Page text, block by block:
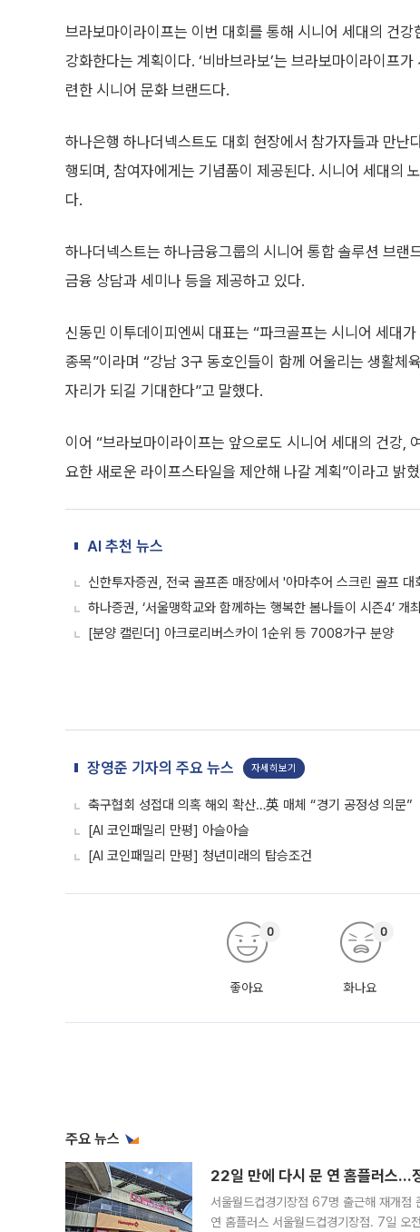
브라보마이라이프는 이번 대회를 통해 시니어 세대의 건
강화한다는 계획이다. ‘비바브라보’는 브라보마이라이프
련한 시니어 문화 브랜드다.
하나은행 하나더넥스트도 대회 현장에서 참가자들과 만
행되며, 참여자에게는 기념품이 제공된다. 시니어 세대의
다.
하나더넥스트는 하나금융그룹의 시니어 통합 솔루션 브
금융 상담과 세미나 등을 제공하고 있다.
신동민 이투데이피엔씨 대표는 “파크골프는 시니어 세대
종목”이라며 “강남 3구 동호인들이 함께 어울리는 생활체
자리가 되길 기대한다”고 말했다.
이어 “브라보마이라이프는 앞으로도 시니어 세대의 건강,
요한 새로운 라이프스타일을 제안해 나갈 계획”이라고 밝
AI 추천 뉴스
신한투자증권, 전국 골프존 매장에서 '아마추어 스크린 골프 대
하나증권, ‘서울맹학교와 함께하는 행복한 봄나들이 시즌4’ 개최
[분양 캘린더] 아크로리버스카이 1순위 등 7008가구 분양
장영준 기자의 주요 뉴스 자세히보기
축구협회 성접대 의혹 해외 확산…英 매체 “경기 공정성 의문”
[AI 코인패밀리 만평] 아슬아슬
[AI 코인패밀리 만평] 청년미래의 탑승조건
좋아요
0
화나요
0
주요 뉴스
22일 만에 다시 문 연 홈플러스…
서울월드컵경기장점 67명 출근해 재개
연 홈플러스 서울월드컵경기장점. 7일 오